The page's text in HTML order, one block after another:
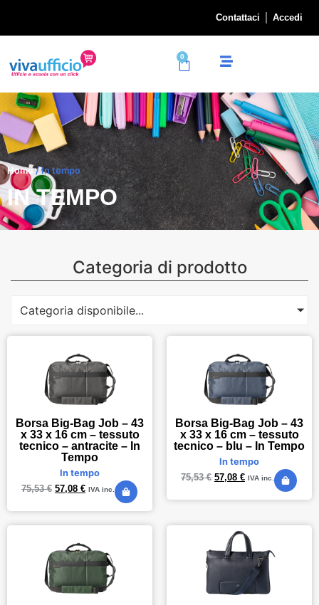
Contattaci Accedi
0
Home/ In tempo
IN TEMPO
Categoria di prodotto
Categoria disponibile...
Borsa Big-Bag Job – 43
x 33 x 16 cm – tessuto
tecnico – antracite – In
Tempo
In tempo
75,53€ 57,08 € IVA inc.
Borsa Big-Bag Job – 43
x 33 x 16 cm – tessuto
tecnico – blu – In Tempo
In tempo
75,53€ 57,08 € IVA inc.